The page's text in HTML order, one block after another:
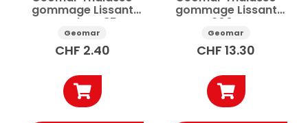
gommage Lissant
Monodose 85g
Geomar
CHF 2.40
gommage Lissant
600g
Geomar
CHF 13.30